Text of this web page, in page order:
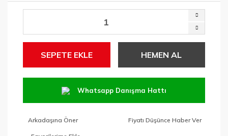
SEPETE EKLE HEMEN AL
Whatsapp Danışma Hattı
Arkadaşına Öner Fiyatı Düşünce Haber Ver